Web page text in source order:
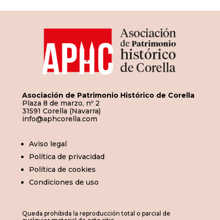
Asociación de Patrimonio Histórico de Corella
Plaza 8 de marzo, nº 2
31591 Corella (Navarra)
info@aphcorella.com
Aviso legal
Política de privacidad
Política de cookies
Condiciones de uso
Queda prohibida la reproducción total o parcial de